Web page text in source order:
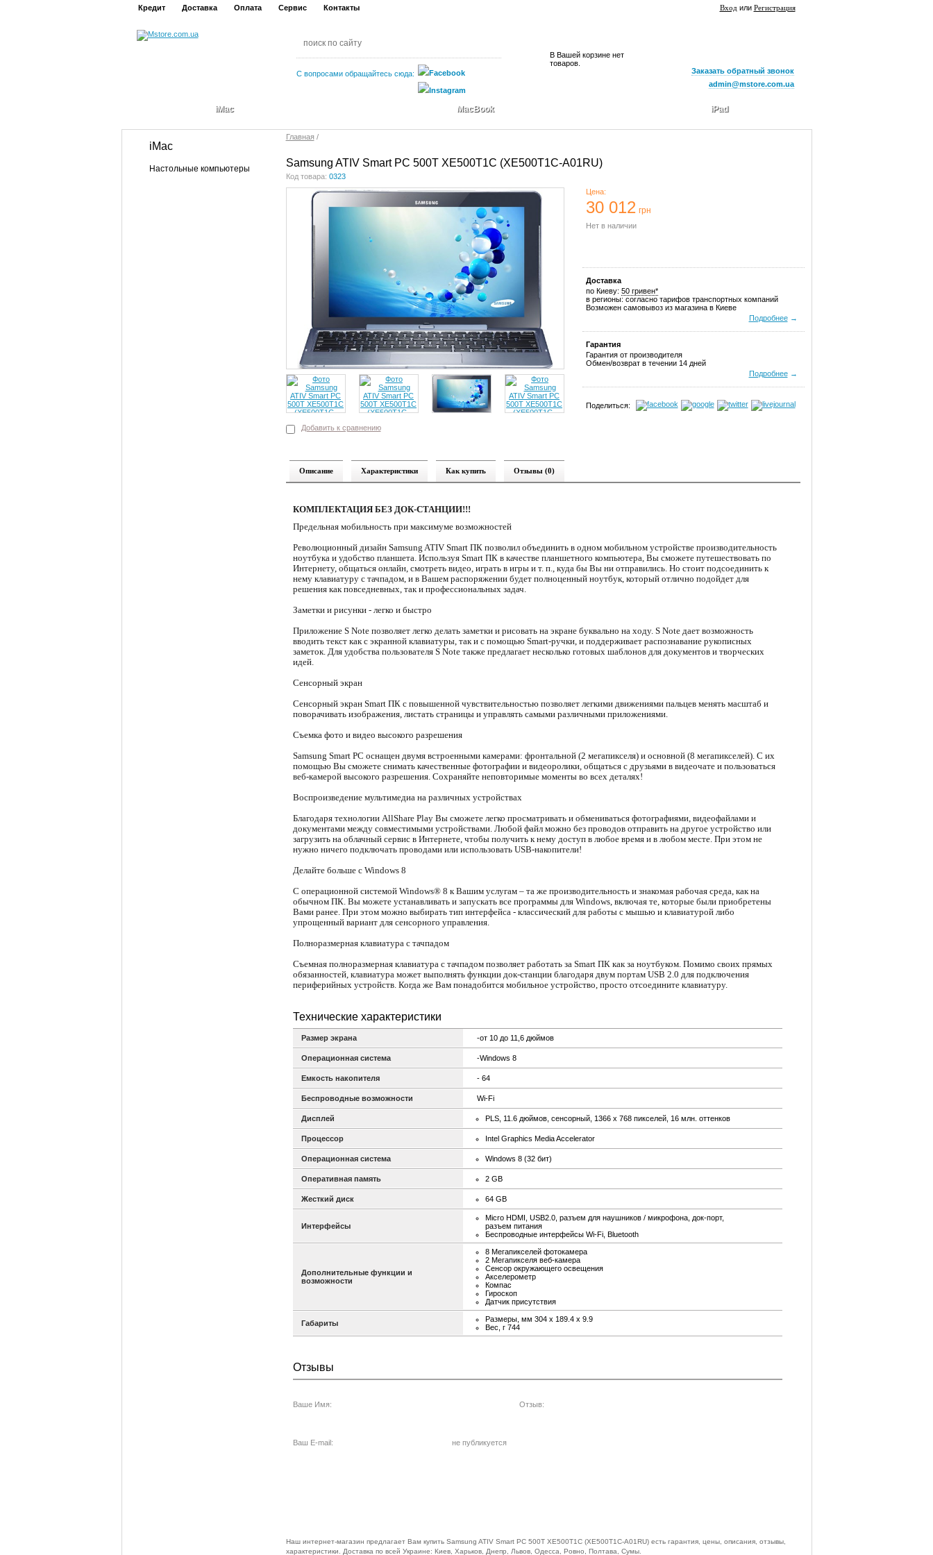
Главная /
Samsung ATIV Smart PC 500T XE500T1C (XE500T1C-A01RU)
Код товара: 0323
Добавить к сравнению
Цена:
30 012 грн
Нет в наличии
Купить
Доставка
по Киеву: 50 гривен*
в регионы: согласно тарифов транспортных компаний
Возможен самовывоз из магазина в Киеве
Подробнее→
Гарантия
Гарантия от производителя
Обмен/возврат в течении 14 дней
Подробнее→
Поделиться:
Описание Характеристики Как купить Отзывы (0)
КОМПЛЕКТАЦИЯ БЕЗ ДОК-СТАНЦИИ!!!
Предельная мобильность при максимуме возможностей
Революционный дизайн Samsung ATIV Smart ПК позволил объединить в одном мобильном устройстве производительность
ноутбука и удобство планшета. Используя Smart ПК в качестве планшетного компьютера, Вы сможете путешествовать по
Интернету, общаться онлайн, смотреть видео, играть в игры и т. п., куда бы Вы ни отправились. Но стоит подсоединить к
нему клавиатуру с тачпадом, и в Вашем распоряжении будет полноценный ноутбук, который отлично подойдет для
решения как повседневных, так и профессиональных задач.
Заметки и рисунки - легко и быстро
Приложение S Note позволяет легко делать заметки и рисовать на экране буквально на ходу. S Note дает возможность
вводить текст как с экранной клавиатуры, так и с помощью Smart-ручки, и поддерживает распознавание рукописных
заметок. Для удобства пользователя S Note также предлагает несколько готовых шаблонов для документов и творческих
идей.
Сенсорный экран
Сенсорный экран Smart ПК с повышенной чувствительностью позволяет легкими движениями пальцев менять масштаб и
поворачивать изображения, листать страницы и управлять самыми различными приложениями.
Съемка фото и видео высокого разрешения
Samsung Smart PC оснащен двумя встроенными камерами: фронтальной (2 мегапикселя) и основной (8 мегапикселей). С их
помощью Вы сможете снимать качественные фотографии и видеоролики, общаться с друзьями в видеочате и пользоваться
веб-камерой высокого разрешения. Сохраняйте неповторимые моменты во всех деталях!
Воспроизведение мультимедиа на различных устройствах
Благодаря технологии AllShare Play Вы сможете легко просматривать и обмениваться фотографиями, видеофайлами и
документами между совместимыми устройствами. Любой файл можно без проводов отправить на другое устройство или
загрузить на облачный сервис в Интернете, чтобы получить к нему доступ в любое время и в любом месте. При этом не
нужно ничего подключать проводами или использовать USB-накопители!
Делайте больше с Windows 8
С операционной системой Windows® 8 к Вашим услугам – та же производительность и знакомая рабочая среда, как на
обычном ПК. Вы можете устанавливать и запускать все программы для Windows, включая те, которые были приобретены
Вами ранее. При этом можно выбирать тип интерфейса - классический для работы с мышью и клавиатурой либо
упрощенный вариант для сенсорного управления.
Полноразмерная клавиатура с тачпадом
Съемная полноразмерная клавиатура с тачпадом позволяет работать за Smart ПК как за ноутбуком. Помимо своих прямых
обязанностей, клавиатура может выполнять функции док-станции благодаря двум портам USB 2.0 для подключения
периферийных устройств. Когда же Вам понадобится мобильное устройство, просто отсоедините клавиатуру.
Технические характеристики
Размер экрана -от 10 до 11,6 дюймов
Операционная система -Windows 8
Емкость накопителя - 64
Беспроводные возможности Wi-Fi
Дисплей PLS, 11.6 дюймов, сенсорный, 1366 x 768 пикселей, 16 млн. оттенков
Процессор Intel Graphics Media Accelerator
Операционная система Windows 8 (32 бит)
Оперативная память 2 GB
Жесткий диск 64 GB
Интерфейсы
Micro HDMI, USB2.0, разъем для наушников / микрофона, док-порт,
разъем питания
Беспроводные интерфейсы Wi-Fi, Bluetooth
Дополнительные функции и
возможности
8 Мегапикселей фотокамера
2 Мегапикселя веб-камера
Сенсор окружающего освещения
Акселерометр
Компас
Гироскоп
Датчик присутствия
Габариты
Размеры, мм 304 x 189.4 x 9.9
Вес, г 744
Отзывы
Ваше Имя: Отзыв:
не публикуется
Ваш E-mail:
Наш интернет-магазин предлагает Вам купить Samsung ATIV Smart PC 500T XE500T1C (XE500T1C-A01RU) есть гарантия, цены, описания, отзывы,
характеристики. Доставка по всей Украине: Киев, Харьков, Днепр, Львов, Одесса, Ровно, Полтава, Сумы.
Вход или Регистрация
Кредит Доставка Оплата Сервис Контакты
С вопросами обращайтесь сюда:
В Вашей корзине нет
товаров.
Заказать обратный звонок
admin@mstore.com.ua
iMac MacBook iPad
iMac
Настольные компьютеры